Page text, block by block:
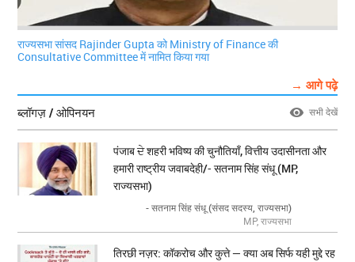
राज्यसभा सांसद Rajinder Gupta को Ministry of Finance की
Consultative Committee में नामित किया गया
→ आगे पढ़े
ब्लॉगज़ / ओपिनयन
सभी देखें
पंजाब ਦੇ शहरी भविष्य की चुनौतियाँ, वित्तीय उदासीनता और
हमारी राष्ट्रीय जवाबदेही/- सतनाम सिंह संधू (MP,
राज्यसभा)
- सतनाम सिंह संधू (संसद सदस्य, राज्यसभा)
MP, राज्यसभा
तिरछी नज़र: कॉकरोच और कुत्ते — क्या अब सिर्फ यही मुद्दे रह